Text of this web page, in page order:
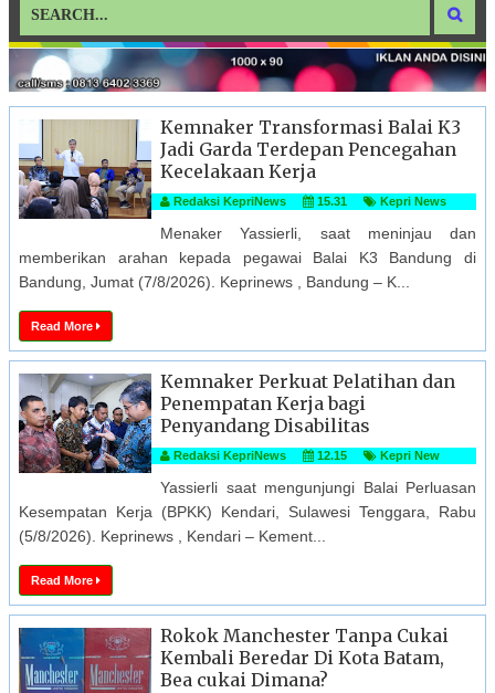
Kemnaker Transformasi Balai K3
Jadi Garda Terdepan Pencegahan
Kecelakaan Kerja
Redaksi KepriNews 15.31 Kepri News
Menaker Yassierli, saat meninjau dan
memberikan arahan kepada pegawai Balai K3 Bandung di
Bandung, Jumat (7/8/2026). Keprinews , Bandung – K...
Read More
Kemnaker Perkuat Pelatihan dan
Penempatan Kerja bagi
Penyandang Disabilitas
Redaksi KepriNews 12.15 Kepri New
Yassierli saat mengunjungi Balai Perluasan
Kesempatan Kerja (BPKK) Kendari, Sulawesi Tenggara, Rabu
(5/8/2026). Keprinews , Kendari – Kement...
Read More
Rokok Manchester Tanpa Cukai
Kembali Beredar Di Kota Batam,
Bea cukai Dimana?